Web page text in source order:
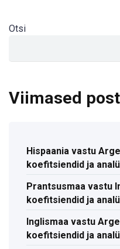
Otsi
Viimased
Hispaania vastu
koefitsiendid ja
Prantsusmaa vastu
koefitsiendid ja
Inglismaa vastu
koefitsiendid ja